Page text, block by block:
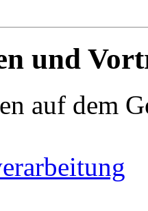
und
auf dem